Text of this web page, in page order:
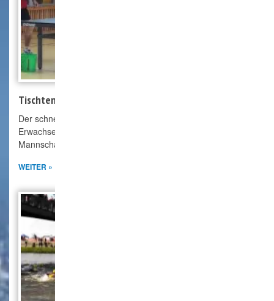
Tischtennis
Der schnelle Sport mit dem kleinen Ball für Jugendliche und
Erwachsene. Eine Jugendmannschaft und vier Erwachsenen
Mannschaften warten auf dich.
WEITER »